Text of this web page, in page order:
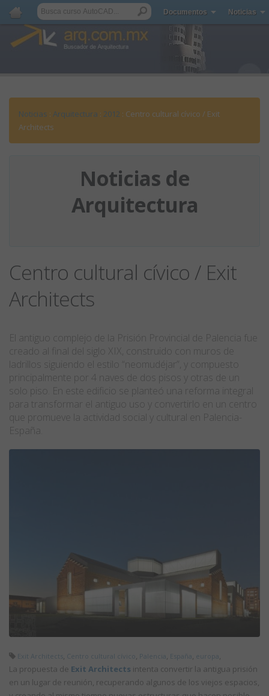
Documentos Noticias
Noticias : Arquitectura : 2012 : Centro cultural cívico / Exit
Architects
Noticias de
Arquitectura
Centro cultural cívico / Exit
Architects
El antiguo complejo de la Prisión Provincial de Palencia fue
creado al final del siglo XIX, construido con muros de
ladrillos siguiendo el estilo “neomudéjar”, y compuesto
principalmente por 4 naves de dos pisos y otras de un
solo piso. En este edificio se planteó una reforma integral
para transformar el antiguo uso y convertirlo en un centro
que promueve la actividad social y cultural en Palencia-
España.
Exit Architects, Centro cultural cívico, Palencia, España, europa,
La propuesta de Exit Architects intenta convertir la antigua prisión
en un lugar de reunión, recuperando algunos de los viejos espacios,